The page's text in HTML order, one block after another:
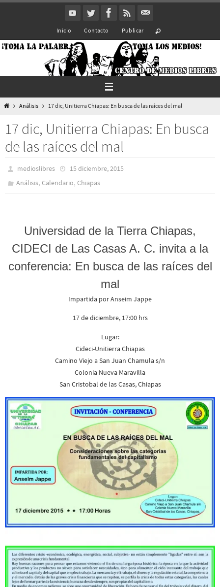
Inicio Contacto Publicar
InicioAnálisis 17 dic, Unitierra Chiapas: En busca de las raíces del mal
17 dic, Unitierra Chiapas: En busca
de las raíces del mal
medioslibres
15 diciembre, 2015
Análisis,Calendario,Chiapas
Universidad de la Tierra Chiapas,
CIDECI de Las Casas A. C. invita a la
conferencia: En busca de las raíces del
mal
Impartida por Anseim Jappe
17 de diciembre, 17:00 hrs
Lugar:
Cideci-Unitierra Chiapas
Camino Viejo a San Juan Chamula s/n
Colonia Nueva Maravilla
San Cristobal de las Casas, Chiapas